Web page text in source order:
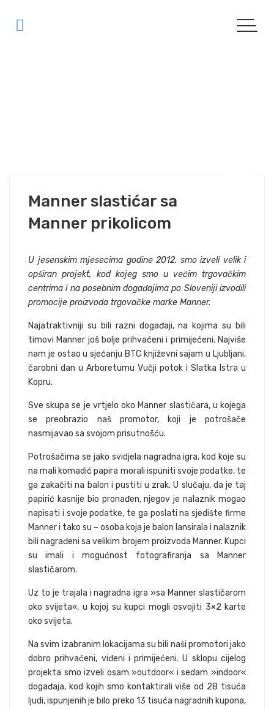
Manner slastićar sa
Manner prikolicom
U jesenskim mjesecima godine 2012. smo izveli velik i
opširan projekt, kod kojeg smo u većim trgovačkim
centrima i na posebnim događajima po Sloveniji izvodili
promocije proizvoda trgovačke marke Manner.
Najatraktivniji su bili razni događaji, na kojima su bili
timovi Manner još bolje prihvaćeni i primijećeni. Najviše
nam je ostao u sjećanju BTC književni sajam u Ljubljani,
čarobni dan u Arboretumu Vučji potok i Slatka Istra u
Kopru.
Sve skupa se je vrtjelo oko Manner slastičara, u kojega
se preobrazio naš promotor, koji je potrošače
nasmijavao sa svojom prisutnošću.
Potrošačima se jako svidjela nagradna igra, kod koje su
na mali komadić papira morali ispuniti svoje podatke, te
ga zakačiti na balon i pustiti u zrak. U slučaju, da je taj
papirić kasnije bio pronađen, njegov je nalaznik mogao
napisati i svoje podatke, te ga poslati na sjedište firme
Manner i tako su – osoba koja je balon lansirala i nalaznik
bili nagrađeni sa velikim brojem proizvoda Manner. Kupci
su imali i mogućnost fotografiranja sa Manner
slastičarom.
Uz to je trajala i nagradna igra »sa Manner slastičarom
oko svijeta«, u kojoj su kupci mogli osvojiti 3×2 karte
oko svijeta.
Na svim izabranim lokacijama su bili naši promotori jako
dobro prihvaćeni, viđeni i primijećeni. U sklopu cijelog
projekta smo izveli osam »outdoor« i sedam »indoor«
događaja, kod kojih smo kontaktirali više od 28 tisuća
ljudi, ispunjenih je bilo preko 13 tisuća nagradnih kupona,